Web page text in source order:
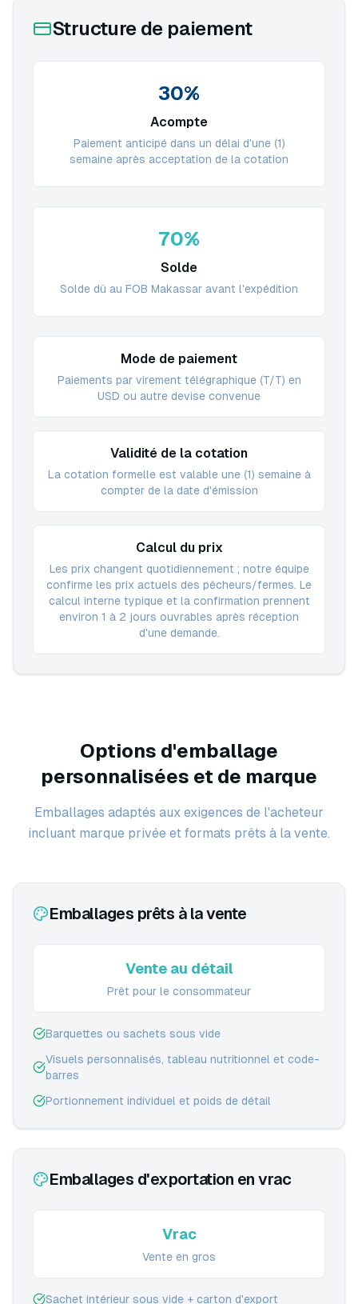
Structure de paiement
30%
Acompte
Paiement anticipé dans un délai d'une (1)
semaine après acceptation de la cotation
70%
Solde
Solde dû au FOB Makassar avant l'expédition
Mode de paiement
Paiements par virement télégraphique (T/T) en
USD ou autre devise convenue
Validité de la cotation
La cotation formelle est valable une (1) semaine à
compter de la date d'émission
Calcul du prix
Les prix changent quotidiennement ; notre équipe
confirme les prix actuels des pêcheurs/fermes. Le
calcul interne typique et la confirmation prennent
environ 1 à 2 jours ouvrables après réception
d'une demande.
Options d'emballage
personnalisées et de marque
Emballages adaptés aux exigences de l'acheteur
incluant marque privée et formats prêts à la vente.
Emballages prêts à la vente
Vente au détail
Prêt pour le consommateur
Barquettes ou sachets sous vide
Visuels personnalisés, tableau nutritionnel et code-
barres
Portionnement individuel et poids de détail
Emballages d'exportation en vrac
Vrac
Vente en gros
Sachet intérieur sous vide + carton d'export